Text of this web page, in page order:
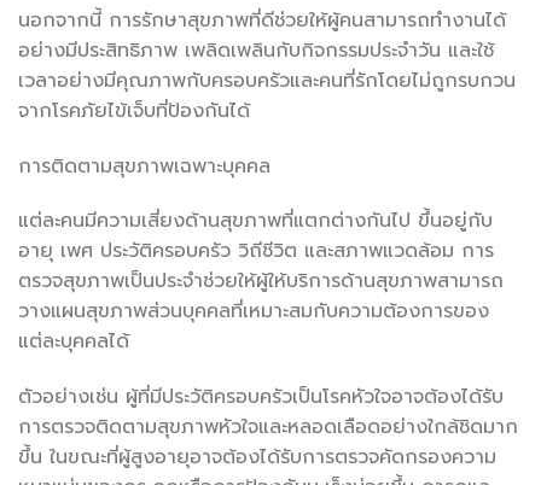
นอกจากนี้ การรักษาสุขภาพที่ดีช่วยให้ผู้คนสามารถทำงานได้
อย่างมีประสิทธิภาพ เพลิดเพลินกับกิจกรรมประจำวัน และใช้
เวลาอย่างมีคุณภาพกับครอบครัวและคนที่รักโดยไม่ถูกรบกวน
จากโรคภัยไข้เจ็บที่ป้องกันได้
การติดตามสุขภาพเฉพาะบุคคล
แต่ละคนมีความเสี่ยงด้านสุขภาพที่แตกต่างกันไป ขึ้นอยู่กับ
อายุ เพศ ประวัติครอบครัว วิถีชีวิต และสภาพแวดล้อม การ
ตรวจสุขภาพเป็นประจำช่วยให้ผู้ให้บริการด้านสุขภาพสามารถ
วางแผนสุขภาพส่วนบุคคลที่เหมาะสมกับความต้องการของ
แต่ละบุคคลได้
ตัวอย่างเช่น ผู้ที่มีประวัติครอบครัวเป็นโรคหัวใจอาจต้องได้รับ
การตรวจติดตามสุขภาพหัวใจและหลอดเลือดอย่างใกล้ชิดมาก
ขึ้น ในขณะที่ผู้สูงอายุอาจต้องได้รับการตรวจคัดกรองความ